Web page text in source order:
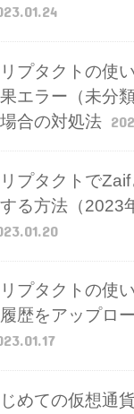
プタクトの使
エラー（未分
合の対処法
プタクトで
る方法（2023
プタクトの使
歴をアップロ
めての仮想通